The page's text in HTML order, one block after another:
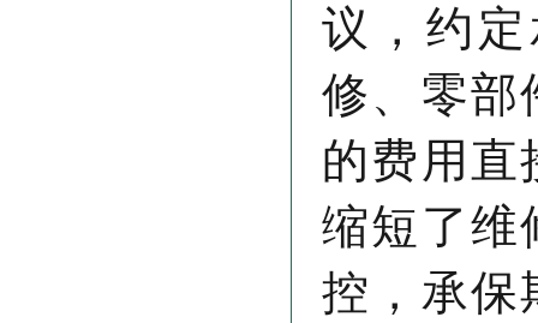
议，约
修、零部
的费用直
缩短了维
控，承保